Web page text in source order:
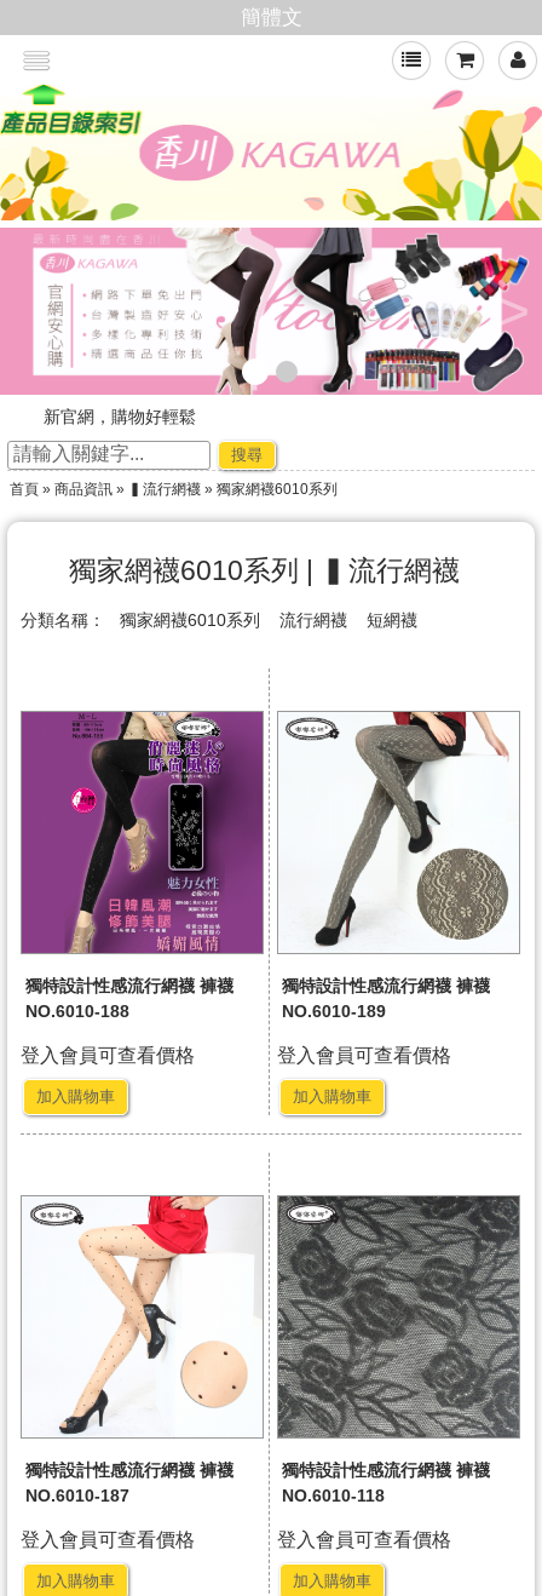
簡體文
>
新官網，購物好輕鬆
☆ ★~廠商合作-專利技術~☆ ★
★★年節出貨公告★★
加入會員,即可享有批發價格
搜尋
首頁» 商品資訊» ▍流行網襪» 獨家網襪6010系列
獨家網襪6010系列 | ▍流行網襪
分類名稱： 獨家網襪6010系列 流行網襪 短網襪
獨特設計性感流行網襪 褲襪
NO.6010-188
登入會員可查看價格
加入購物車
獨特設計性感流行網襪 褲襪
NO.6010-189
登入會員可查看價格
加入購物車
獨特設計性感流行網襪 褲襪
NO.6010-187
登入會員可查看價格
加入購物車
獨特設計性感流行網襪 褲襪
NO.6010-118
登入會員可查看價格
加入購物車